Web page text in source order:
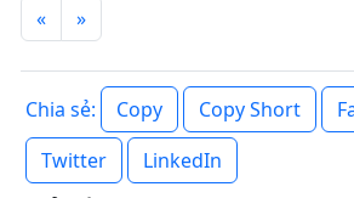
« »
Chia sẻ: Copy Copy Short
Twitter
LinkedIn